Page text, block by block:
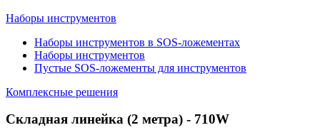
Наборы инструментов
Наборы инструментов в SOS-ложементах
Наборы инструментов
Пустые SOS-ложементы для инструментов
Комплексные решения
Складная линейка (2 метра) - 710W